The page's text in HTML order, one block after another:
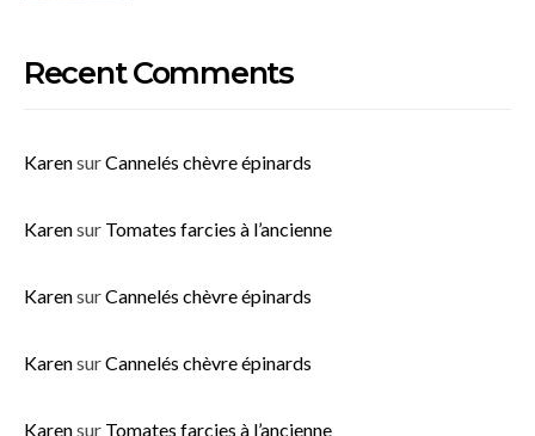
Recent Comments
KarensurCannelés chèvre épinards
Karensur Tomates farcies à l’ancienne
KarensurCannelés chèvre épinards
KarensurCannelés chèvre épinards
Karensur Tomates farcies à l’ancienne